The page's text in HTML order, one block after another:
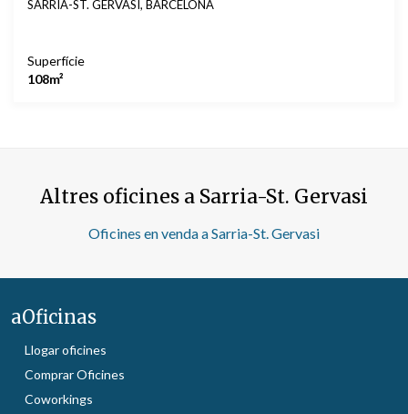
SARRIA-ST. GERVASI, BARCELONA
Superfície
108m²
Altres oficines a Sarria-St. Gervasi
Oficines en venda a Sarria-St. Gervasi
aOficinas
Llogar oficines
Comprar Oficines
Coworkings